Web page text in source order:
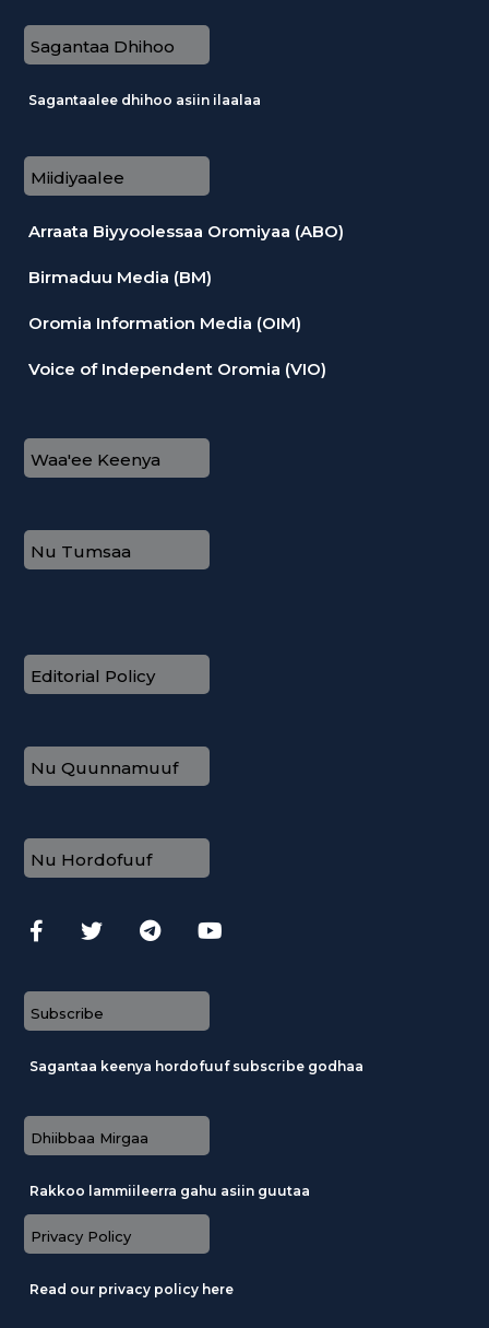
Sagantaa Dhihoo
Sagantaalee dhihoo asiin ilaalaa
Miidiyaalee
Arraata Biyyoolessaa Oromiyaa (ABO)
Birmaduu Media (BM)
Oromia Information Media (OIM)
Voice of Independent Oromia (VIO)
Waa'ee Keenya
Nu Tumsaa
Editorial Policy
Nu Quunnamuuf
Nu Hordofuuf
Subscribe
Sagantaa keenya hordofuuf subscribe godhaa
Dhiibbaa Mirgaa
Rakkoo lammiileerra gahu asiin guutaa
Privacy Policy
Read our privacy policy here